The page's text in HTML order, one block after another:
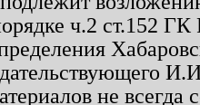
ч.2 ст.152
не